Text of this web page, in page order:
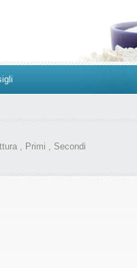
, Primi , Secondi